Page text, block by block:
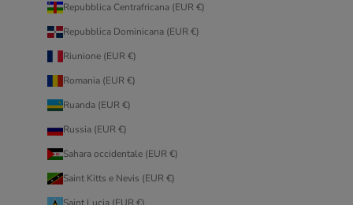
Repubblica Centrafricana (EUR €)
Repubblica Dominicana (EUR €)
Riunione (EUR €)
Romania (EUR €)
Ruanda (EUR €)
Russia (EUR €)
Sahara occidentale (EUR €)
Saint Kitts e Nevis (EUR €)
Saint Lucia (EUR €)